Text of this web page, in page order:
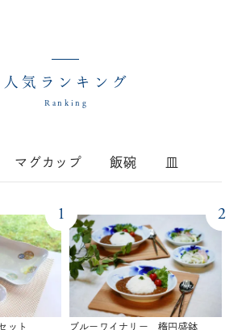
人気ランキング
Ranking
マグカップ 飯碗 皿
1
ット
2
ブルーワイナリー 楕円盛鉢